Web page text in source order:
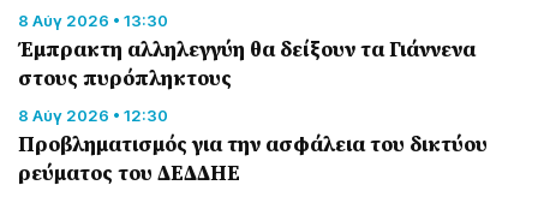
8 Αύγ 2026 • 13:30
Έμπρακτη αλληλεγγύη θα δείξουν τα Γιάννενα
στους πυρόπληκτους
8 Αύγ 2026 • 12:30
Προβληματισμός για την ασφάλεια του δικτύου
ρεύματος του ΔΕΔΔΗΕ